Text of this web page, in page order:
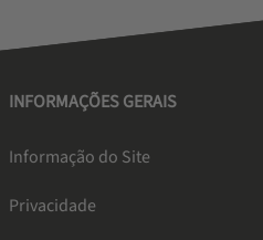
INFORMAÇÕES GERAIS
Informação do Site
Privacidade